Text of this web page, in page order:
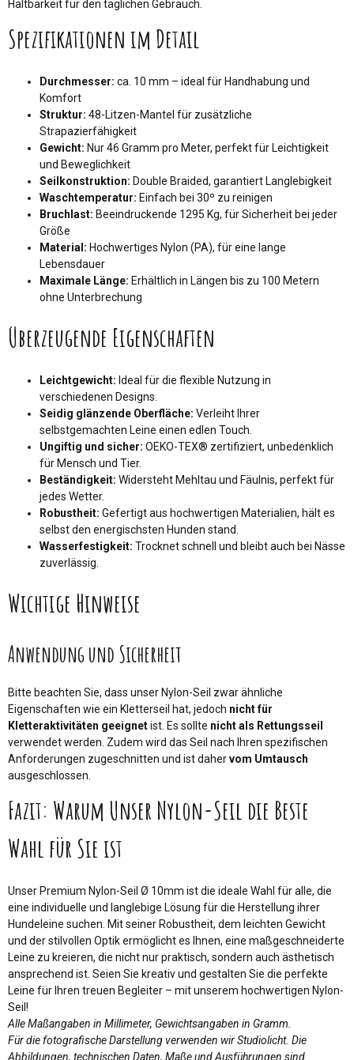
Haltbarkeit für den täglichen Gebrauch.
Spezifikationen im Detail
Durchmesser: ca. 10 mm – ideal für Handhabung und
Komfort
Struktur: 48-Litzen-Mantel für zusätzliche
Strapazierfähigkeit
Gewicht: Nur 46 Gramm pro Meter, perfekt für Leichtigkeit
und Beweglichkeit
Seilkonstruktion: Double Braided, garantiert Langlebigkeit
Waschtemperatur: Einfach bei 30º zu reinigen
Bruchlast: Beeindruckende 1295 Kg, für Sicherheit bei jeder
Größe
Material: Hochwertiges Nylon (PA), für eine lange
Lebensdauer
Maximale Länge: Erhältlich in Längen bis zu 100 Metern
ohne Unterbrechung
Überzeugende Eigenschaften
Leichtgewicht: Ideal für die flexible Nutzung in
verschiedenen Designs.
Seidig glänzende Oberfläche: Verleiht Ihrer
selbstgemachten Leine einen edlen Touch.
Ungiftig und sicher: OEKO-TEX® zertifiziert, unbedenklich
für Mensch und Tier.
Beständigkeit: Widersteht Mehltau und Fäulnis, perfekt für
jedes Wetter.
Robustheit: Gefertigt aus hochwertigen Materialien, hält es
selbst den energischsten Hunden stand.
Wasserfestigkeit: Trocknet schnell und bleibt auch bei Nässe
zuverlässig.
Wichtige Hinweise
Anwendung und Sicherheit
Bitte beachten Sie, dass unser Nylon-Seil zwar ähnliche
Eigenschaften wie ein Kletterseil hat, jedoch nicht für
Kletteraktivitäten geeignetist. Es sollte nicht als Rettungsseil
verwendet werden. Zudem wird das Seil nach Ihren spezifischen
Anforderungen zugeschnitten und ist dahervom Umtausch
ausgeschlossen.
Fazit: Warum Unser Nylon-Seil die Beste
Wahl für Sie ist
Unser Premium Nylon-Seil Ø 10mm ist die ideale Wahl für alle, die
eine individuelle und langlebige Lösung für die Herstellung ihrer
Hundeleine suchen. Mit seiner Robustheit, dem leichten Gewicht
und der stilvollen Optik ermöglicht es Ihnen, eine maßgeschneiderte
Leine zu kreieren, die nicht nur praktisch, sondern auch ästhetisch
ansprechend ist. Seien Sie kreativ und gestalten Sie die perfekte
Leine für Ihren treuen Begleiter – mit unserem hochwertigen Nylon-
Seil!
Alle Maßangaben in Millimeter, Gewichtsangaben in Gramm.
Für die fotografische Darstellung verwenden wir Studiolicht. Die
Abbildungen, technischen Daten, Maße und Ausführungen sind